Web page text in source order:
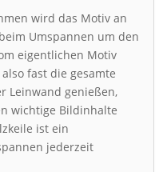
wird das Motiv an
Umspannen um den
eigentlichen Motiv
fast die gesamte
Leinwand genießen,
wichtige Bildinhalte
ist ein
jederzeit